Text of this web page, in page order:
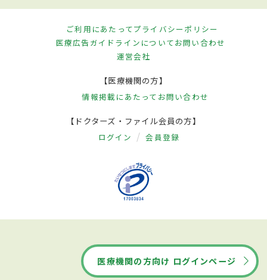
ご利用にあたってプライバシーポリシー
医療広告ガイドラインについてお問い合わせ
運営会社
【医療機関の方】
情報掲載にあたって お問い合わせ
【ドクターズ・ファイル会員の方】
ログイン 会員登録
医療機関の方向け ログインページ